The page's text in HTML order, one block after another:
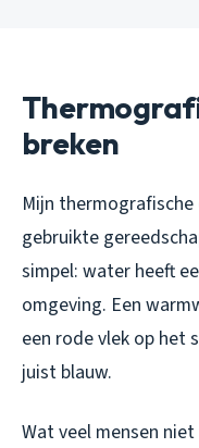
breken
Mijn
gebruikte
simpel: water heeft
omgeving. Een
een rode vlek op het
juist blauw.
Wat veel mensen